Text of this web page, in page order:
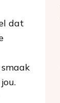
dat